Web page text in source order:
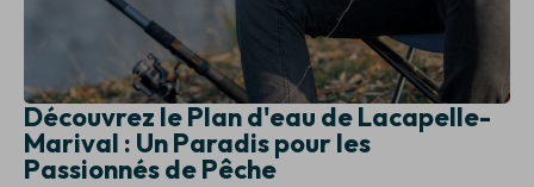
Découvrez le Plan d'eau de Lacapelle-
Marival : Un Paradis pour les
Passionnés de Pêche